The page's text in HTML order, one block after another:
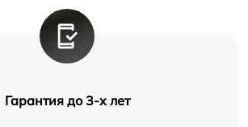
Гарантия до 3-х лет